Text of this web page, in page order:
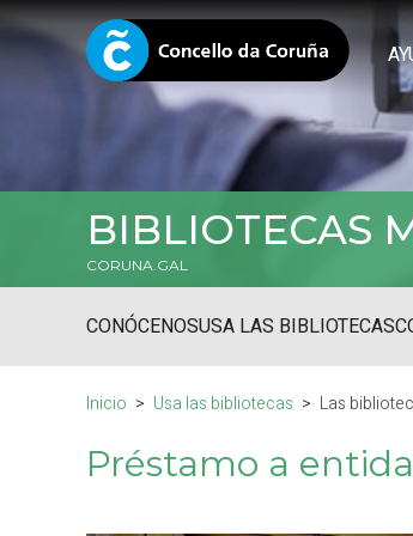
BIBLIOTECAS
CORUNA.GAL
CONÓCENOSUSA LAS BIBLIOTECAS
Inicio Usa las bibliotecas Las
Préstamo a